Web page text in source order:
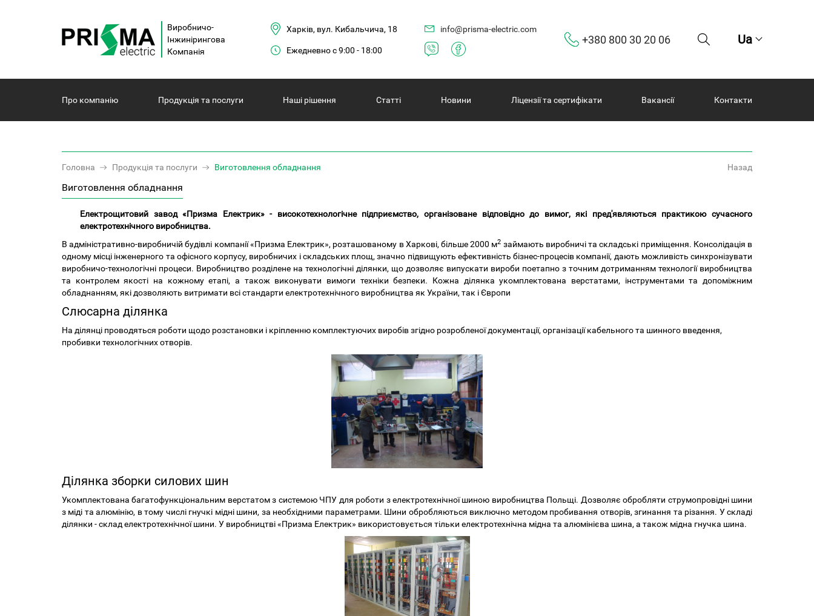
Виробничо-
Інжинірингова
Компанія
Харків, вул. Кибальчича, 18
Ежедневно с 9:00 - 18:00
info@prisma-electric.com
+380 800 30 20 06 Ua
Про компанiю Продукція та послуги Нашi рішення Статті Новини Ліцензії та сертифікати Вакансії Контакти
Головна Продукція та послуги Виготовлення обладнання Назад
Виготовлення обладнання
Електрощитовий завод «Призма Електрик» - високотехнологічне підприємство, організоване відповідно до вимог, які пред'являються практикою сучасного
електротехнічного виробництва.
В адміністративно-виробничій будівлі компанії «Призма Електрик», розташованому в Харкові, більше 2000 м2 займають виробничі та складські приміщення. Консолідація в
одному місці інженерного та офісного корпусу, виробничих і складських площ, значно підвищують ефективність бізнес-процесів компанії, дають можливість синхронізувати
виробничо-технологічні процеси. Виробництво розділене на технологічні ділянки, що дозволяє випускати вироби поетапно з точним дотриманням технології виробництва
та контролем якості на кожному етапі, а також виконувати вимоги техніки безпеки. Кожна ділянка укомплектована верстатами, інструментами та допоміжним
обладнанням, які дозволяють витримати всі стандарти електротехнічного виробництва як України, так і Європи
Слюсарна ділянка
На ділянці проводяться роботи щодо розстановки і кріпленню комплектуючих виробів згідно розробленої документації, організації кабельного та шинного введення,
пробивки технологічних отворів.
Ділянка зборки силових шин
Укомплектована багатофункціональним верстатом з системою ЧПУ для роботи з електротехнічної шиною виробництва Польщі. Дозволяє обробляти струмопровідні шини
з міді та алюмінію, в тому числі гнучкі мідні шини, за необхідними параметрами. Шини обробляються виключно методом пробивання отворів, згинання та різання. У складі
ділянки - склад електротехнічної шини. У виробництві «Призма Електрик» використовується тільки електротехнічна мідна та алюмінієва шина, а також мідна гнучка шина.